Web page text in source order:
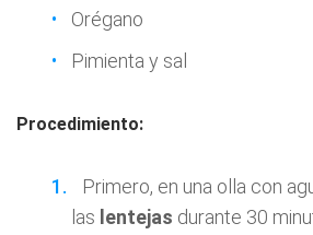
Orégano
Pimienta y sal
Procedimiento:
Primero, en una olla con
las lentejas durante 30